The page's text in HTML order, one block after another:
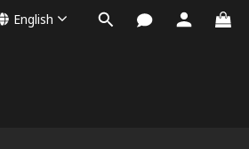
English